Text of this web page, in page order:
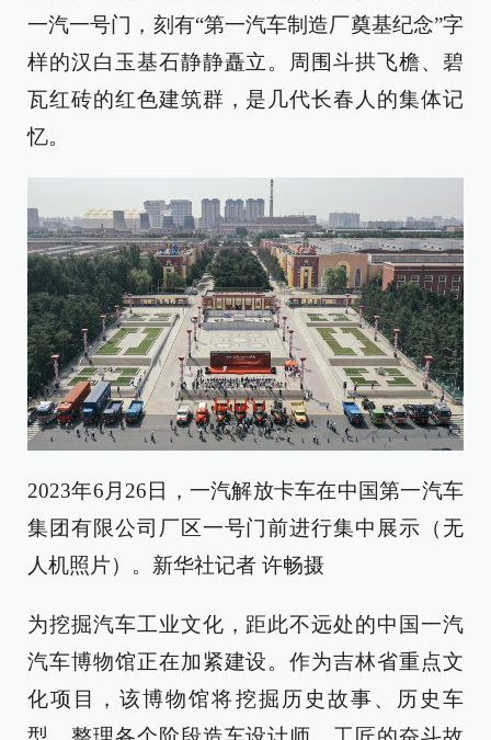
一汽一号门，刻有“第一汽车制造厂奠基纪念”字
样的汉白玉基石静静矗立。周围斗拱飞檐、碧
瓦红砖的红色建筑群，是几代长春人的集体记
忆。
2023年6月26日，一汽解放卡车在中国第一汽车
集团有限公司厂区一号门前进行集中展示（无
人机照片）。新华社记者 许畅摄
为挖掘汽车工业文化，距此不远处的中国一汽
汽车博物馆正在加紧建设。作为吉林省重点文
化项目，该博物馆将挖掘历史故事、历史车